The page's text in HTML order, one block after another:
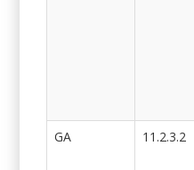
GA
11.2.3.2